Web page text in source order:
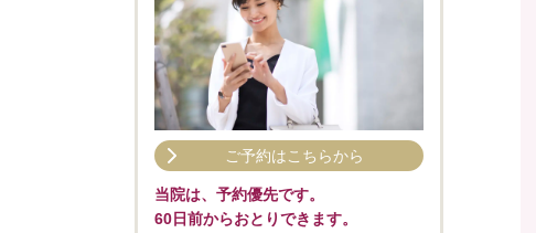
ご予約はこちらから
当院は、予約優先です。
60日前からおとりできます。